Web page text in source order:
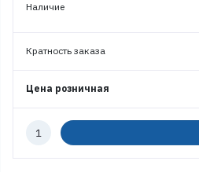
Наличие
Кратность заказа
Цена розничная
Количество